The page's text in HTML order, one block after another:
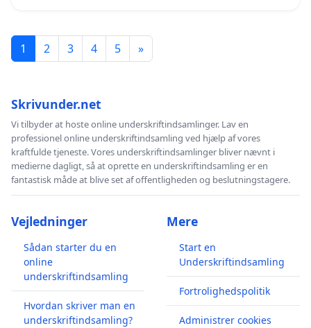
1 2 3 4 5 »
Skrivunder.net
Vi tilbyder at hoste online underskriftindsamlinger. Lav en
professionel online underskriftindsamling ved hjælp af vores
kraftfulde tjeneste. Vores underskriftindsamlinger bliver nævnt i
medierne dagligt, så at oprette en underskriftindsamling er en
fantastisk måde at blive set af offentligheden og beslutningstagere.
Vejledninger
Sådan starter du en
online
underskriftindsamling
Hvordan skriver man en
underskriftindsamling?
Mere
Start en
Underskriftindsamling
Fortrolighedspolitik
Administrer cookies